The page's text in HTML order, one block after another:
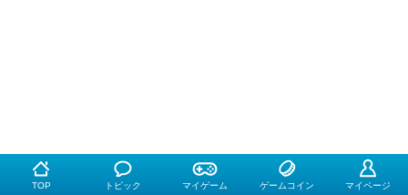
TOP トピック マイゲーム ゲームコイン マイページ